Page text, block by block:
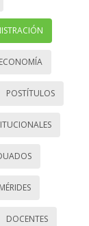
ECONOMÍA
POSTÍTULOS
DOCENTES